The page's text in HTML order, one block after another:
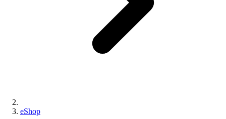
eShop